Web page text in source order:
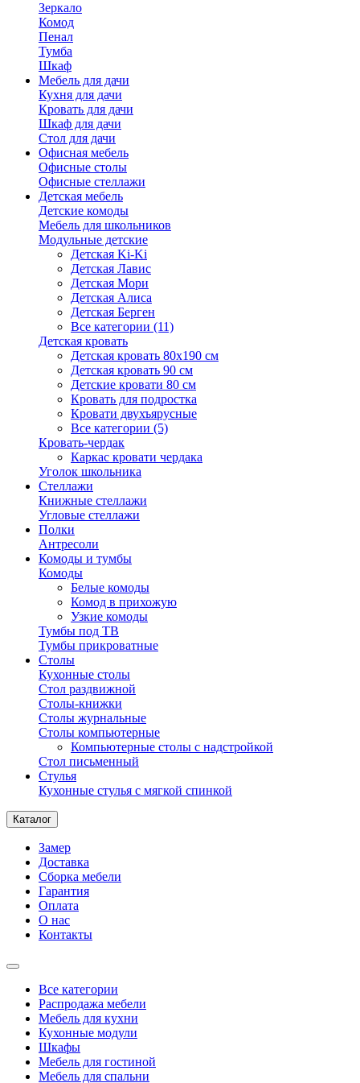
Зеркало
Комод
Пенал
Тумба
Шкаф
Мебель для дачи
Кухня для дачи
Кровать для дачи
Шкаф для дачи
Стол для дачи
Офисная мебель
Офисные столы
Офисные стеллажи
Детская мебель
Детские комоды
Мебель для школьников
Модульные детские
Детская Ki-Ki
Детская Лавис
Детская Мори
Детская Алиса
Детская Берген
Все категории (11)
Детская кровать
Детская кровать 80х190 см
Детская кровать 90 см
Детские кровати 80 см
Кровать для подростка
Кровати двухъярусные
Все категории (5)
Кровать-чердак
Каркас кровати чердака
Уголок школьника
Стеллажи
Книжные стеллажи
Угловые стеллажи
Полки
Антресоли
Комоды и тумбы
Комоды
Белые комоды
Комод в прихожую
Узкие комоды
Тумбы под ТВ
Тумбы прикроватные
Столы
Кухонные столы
Стол раздвижной
Столы-книжки
Столы журнальные
Столы компьютерные
Компьютерные столы с надстройкой
Стол письменный
Стулья
Кухонные стулья с мягкой спинкой
Каталог
Замер
Доставка
Сборка мебели
Гарантия
Оплата
О нас
Контакты
Все категории
Распродажа мебели
Мебель для кухни
Кухонные модули
Шкафы
Мебель для гостиной
Мебель для спальни